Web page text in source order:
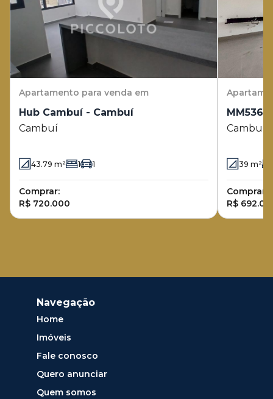
Apartamento para venda em
Hub Cambuí - Cambuí
Cambuí
43.79 m² 1 1
Comprar:
R$ 720.000
MM536
Cambuí
39 m²
Comprar:
R$
Navegação
Home
Imóveis
Fale conosco
Quero anunciar
Quem somos